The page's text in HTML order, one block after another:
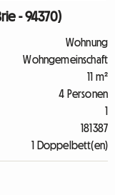
- 94370)
Wohnung
Wohngemeinschaft
11 m²
4 Personen
1
181387
1 Doppelbett(en)